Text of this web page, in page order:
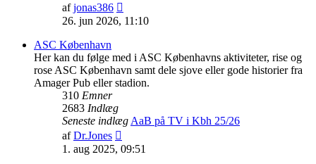
afjonas386
det
26. jun 2026, 11:10
ASC København
Her kan du følge med i ASC Københavns aktiviteter, rise og
rose ASC København samt dele sjove eller gode historier fra
Amager Pub eller stadion.
310 Emner
2683 Indlæg
Seneste indlægAaB på TV i Kbh 25/26
afDr.Jones
det
1. aug 2025, 09:51